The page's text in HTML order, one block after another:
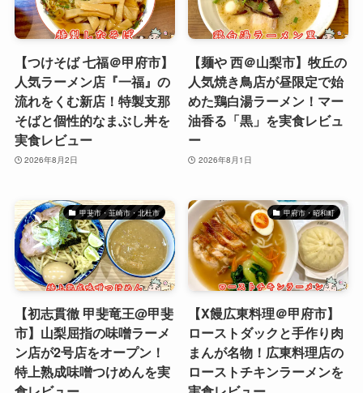
【つけそば 七福＠甲府市】
人気ラーメン店『一福』の
流れをくむ新店！特製支那
そばと個性的なまぶし丼を
実食レビュー
2026年8月2日
【麺や 西＠山梨市】牧丘の
人気焼き鳥店が昼限定で始
めた鶏白湯ラーメン！マー
油香る「黒」を実食レビュ
ー
2026年8月1日
甲斐市・韮崎市・北杜市
【初志貫徹 甲斐竜王@甲斐
市】山梨屈指の味噌ラーメ
ン店が2号店をオープン！
特上熟成味噌つけめんを実
甲府市・昭和町
【X饅広東料理＠甲府市】
ローストダックと手作り肉
まんが名物！広東料理店の
ローストチキンラーメンを